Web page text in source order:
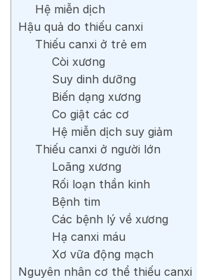
Hệ miễn dịch
Hậu quả do thiếu canxi
Thiếu canxi ở trẻ em
Còi xương
Suy dinh dưỡng
Biến dạng xương
Co giật các cơ
Hệ miễn dịch suy giảm
Thiếu canxi ở người lớn
Loãng xương
Rối loạn thần kinh
Bệnh tim
Các bệnh lý về xương
Hạ canxi máu
Xơ vữa động mạch
Nguyên nhân cơ thể thiếu canxi